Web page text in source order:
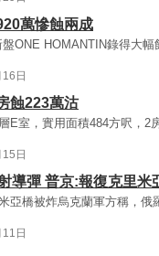
萬慘蝕兩成
ONE HOMANTIN錄得大幅
日
蝕223萬沽
E室，實用面積484方呎，2
日
導彈 普京:報復克里米
亞橋被炸烏克蘭軍方稱，俄
日